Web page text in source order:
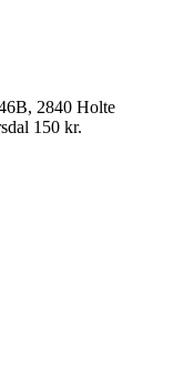
2840 Holte
150 kr.